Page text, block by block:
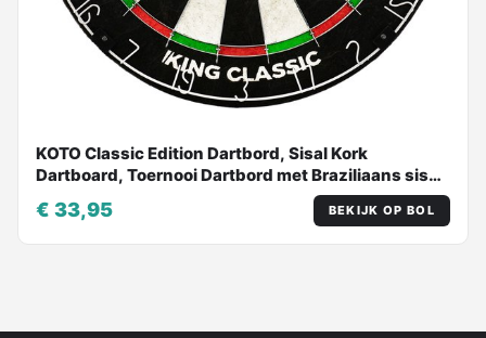
KOTO Classic Edition Dartbord, Sisal Kork
Dartboard, Toernooi Dartbord met Braziliaans sisal,
Incl. Montagesysteem, Dartspel Beginners &
Ervaren spelers
€ 33,95 BEKIJK OP BOL